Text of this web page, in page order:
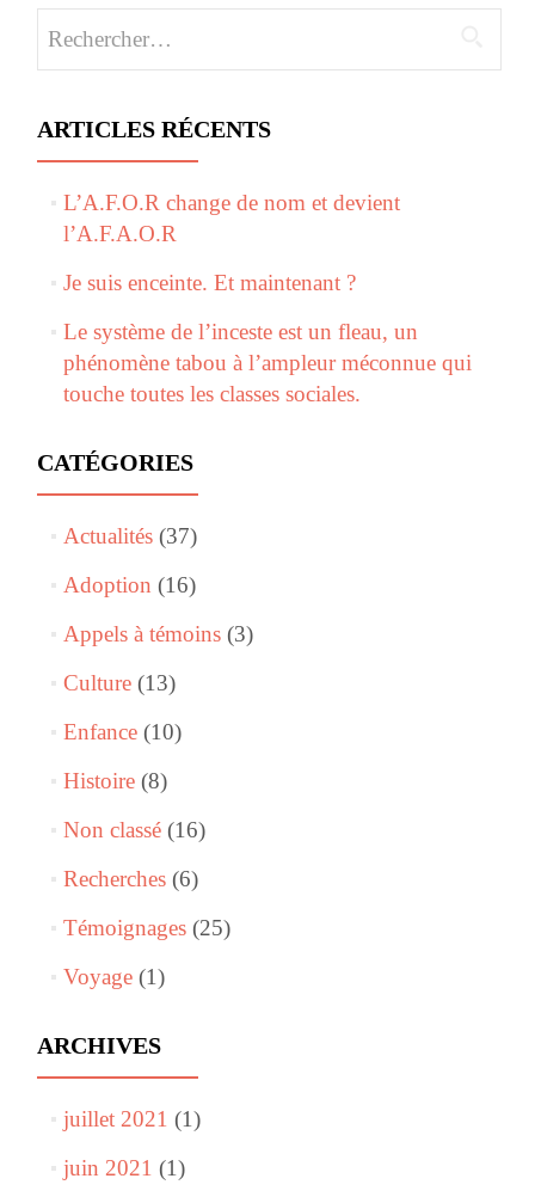
ARTICLES RÉCENTS
L’A.F.O.R change de nom et devient
l’A.F.A.O.R
Je suis enceinte. Et maintenant ?
Le système de l’inceste est un fleau, un
phénomène tabou à l’ampleur méconnue qui
touche toutes les classes sociales.
CATÉGORIES
Actualités(37)
Adoption (16)
Appels à témoins(3)
Culture(13)
Enfance(10)
Histoire(8)
Non classé(16)
Recherches(6)
Témoignages(25)
Voyage(1)
ARCHIVES
juillet 2021 (1)
juin 2021 (1)